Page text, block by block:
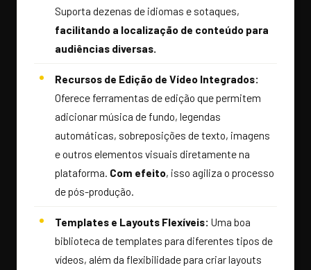
Suporta dezenas de idiomas e sotaques,
facilitando a localização de conteúdo para
audiências diversas.
Recursos de Edição de Vídeo Integrados:
Oferece ferramentas de edição que permitem
adicionar música de fundo, legendas
automáticas, sobreposições de texto, imagens
e outros elementos visuais diretamente na
plataforma. Com efeito, isso agiliza o processo
de pós-produção.
Templates e Layouts Flexíveis: Uma boa
biblioteca de templates para diferentes tipos de
vídeos, além da flexibilidade para criar layouts